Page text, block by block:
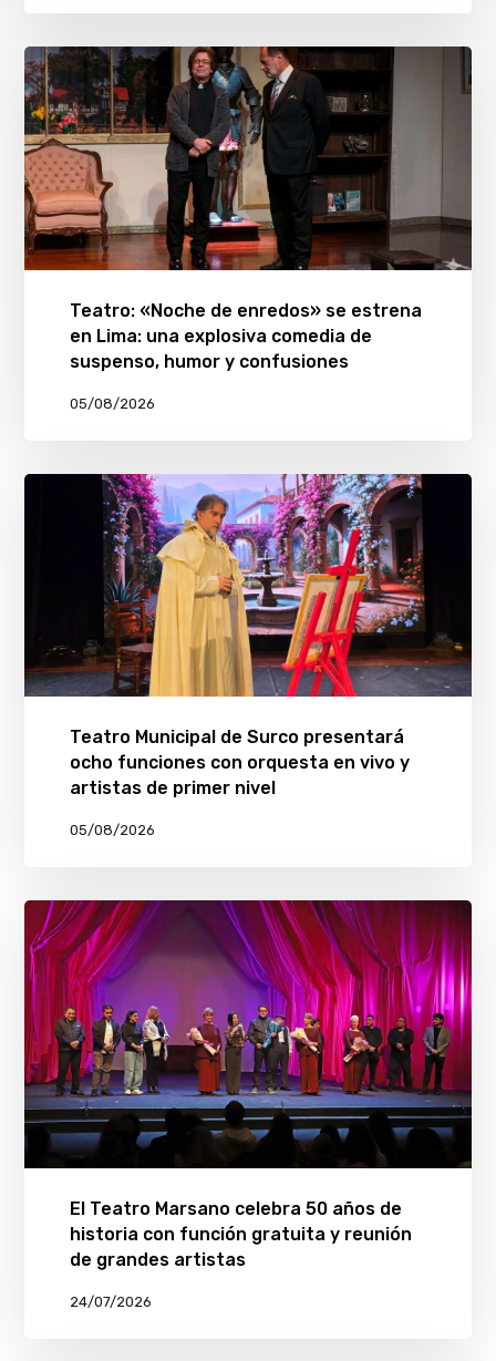
Teatro: «Noche de enredos» se estrena
en Lima: una explosiva comedia de
suspenso, humor y confusiones
05/08/2026
Teatro Municipal de Surco presentará
ocho funciones con orquesta en vivo y
artistas de primer nivel
05/08/2026
El Teatro Marsano celebra 50 años de
historia con función gratuita y reunión
de grandes artistas
24/07/2026